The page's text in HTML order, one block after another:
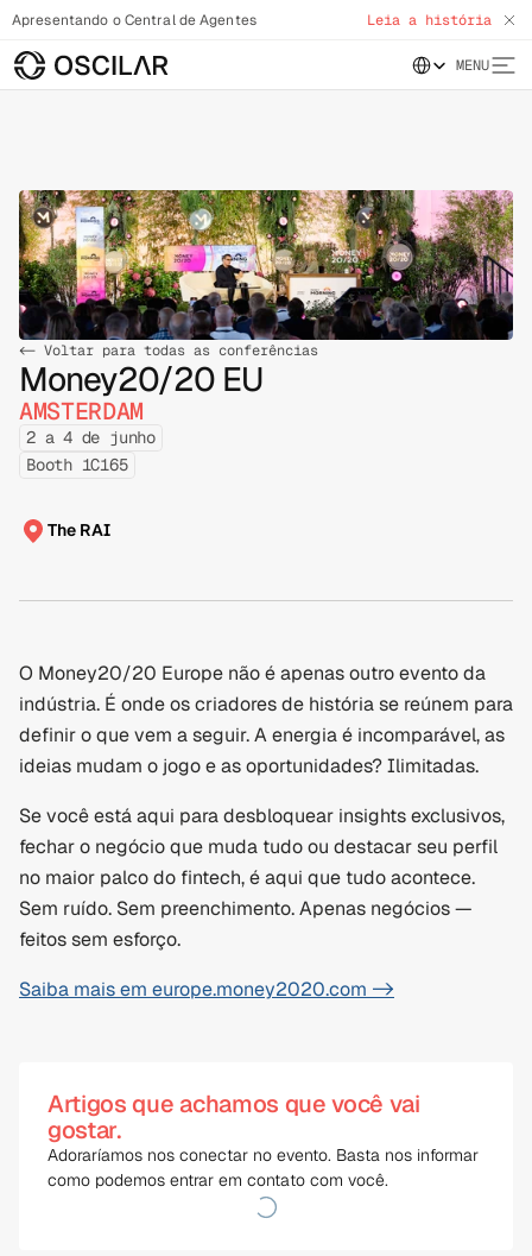
Apresentando o Central de Agentes Leia a história
Select Language
MENU
<- Voltar para todas as conferências
Money20/20 EU
AMSTERDAM
2 a 4 de junho
Booth 1C165
The RAI
O Money20/20 Europe não é apenas outro evento da
indústria. É onde os criadores de história se reúnem para
definir o que vem a seguir. A energia é incomparável, as
ideias mudam o jogo e as oportunidades? Ilimitadas.
Se você está aqui para desbloquear insights exclusivos,
fechar o negócio que muda tudo ou destacar seu perfil
no maior palco do fintech, é aqui que tudo acontece.
Sem ruído. Sem preenchimento. Apenas negócios —
feitos sem esforço.
Saiba mais em europe.money2020.com ->
Artigos que achamos que você vai
gostar.
Adoraríamos nos conectar no evento. Basta nos informar
como podemos entrar em contato com você.